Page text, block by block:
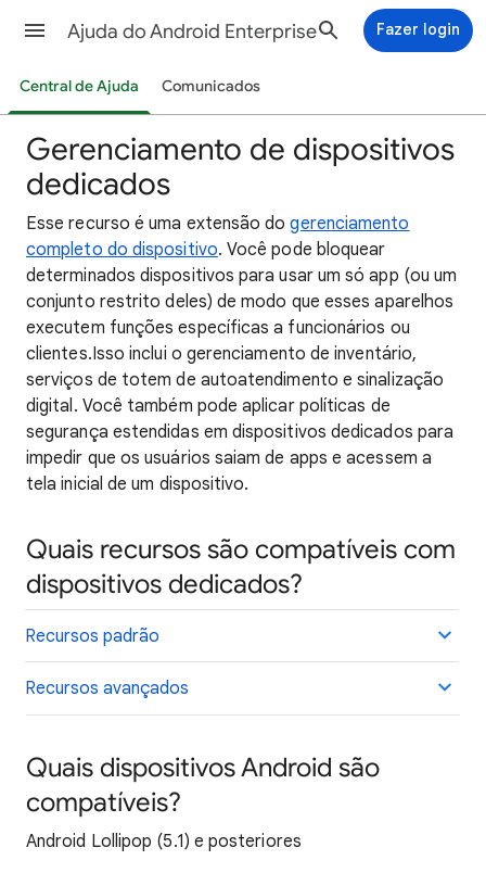
Ajuda do Android Enterprise Fazer login
Central de Ajuda Comunicados
Gerenciamento de dispositivos
dedicados
Esse recurso é uma extensão dogerenciamento
completo do dispositivo. Você pode bloquear
determinados dispositivos para usar um só app (ou um
conjunto restrito deles) de modo que esses aparelhos
executem funções específicas a funcionários ou
clientes.Isso inclui o gerenciamento de inventário,
serviços de totem de autoatendimento e sinalização
digital. Você também pode aplicar políticas de
segurança estendidas em dispositivos dedicados para
impedir que os usuários saiam de apps e acessem a
tela inicial de um dispositivo.
Quais recursos são compatíveis com
dispositivos dedicados?
Recursos padrão
Recursos avançados
Quais dispositivos Android são
compatíveis?
Android Lollipop (5.1) e posteriores